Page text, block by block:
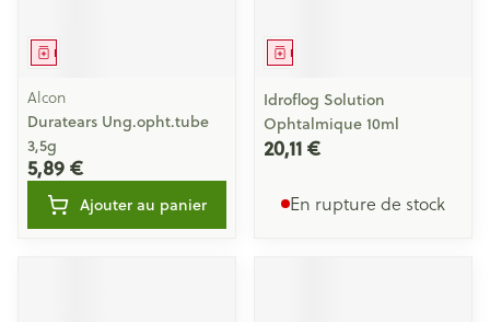
Médicament
Alcon
Duratears Ung.opht.tube
3,5g
5,89 €
Ajouter au panier
Médicament
Idroflog Solution
Ophtalmique 10ml
20,11 €
En rupture de stock